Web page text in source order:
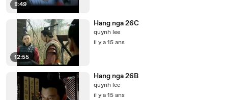
8:49
12:55
Hang nga 26C
quynh lee
il y a 15 ans
Hang nga 26B
quynh lee
il y a 15 ans